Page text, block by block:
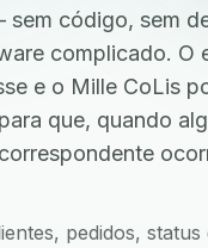
sem código, sem
complicado. O
e o Mille CoLis
que, quando
pedidos, status